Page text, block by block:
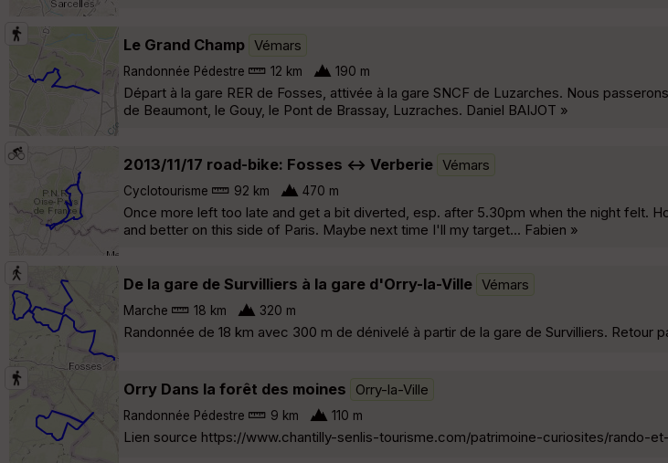
Le Grand Champ Vémars
Randonnée Pédestre 12 km 190 m
Départ à la gare RER de Fosses, attivée à la gare SNCF de Luzarches. Nous
de Beaumont, le Gouy, le Pont de Brassay, Luzraches. Daniel BAIJOT »
2013/11/17 road-bike: Fosses <-> Verberie Vémars
Cyclotourisme 92 km 470 m
Once more left too late and get a bit diverted, esp. after 5.30pm when the night felt.
and better on this side of Paris. Maybe next time I'll my target... Fabien »
De la gare de Survilliers à la gare d'Orry-la-Ville Vémars
Marche 18 km 320 m
Randonnée de 18 km avec 300 m de dénivelé à partir de la gare de Survilliers. Retour
Orry Dans la forêt des moines Orry-la-Ville
Randonnée Pédestre 9 km 110 m
Lien source https://www.chantilly-senlis-tourisme.com/patrimoine-curiosites/rando-